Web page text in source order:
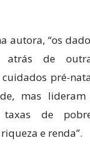
autora, “os
atrás de
pré-
mas lideram
taxas de
e renda”.